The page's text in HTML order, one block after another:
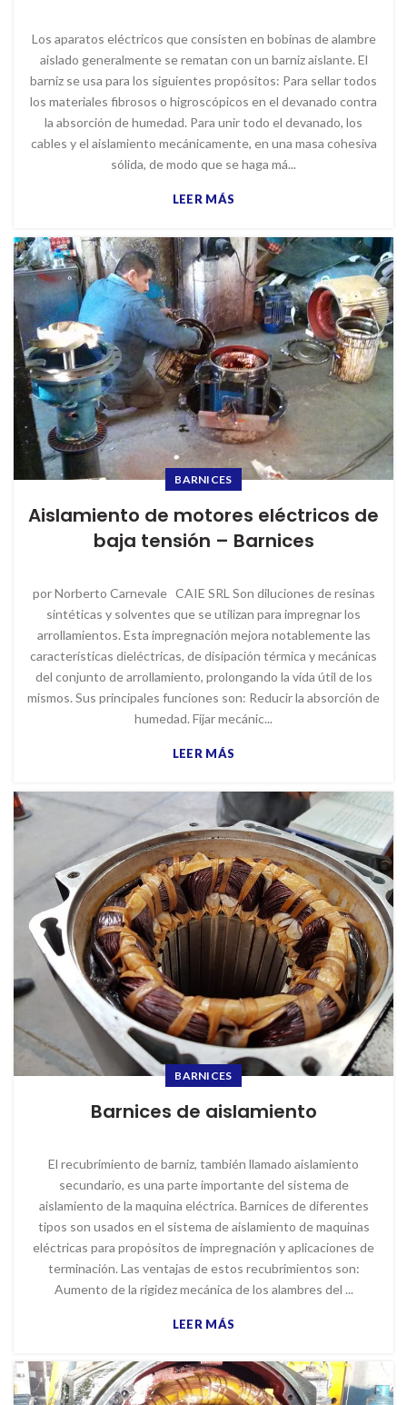
Los aparatos eléctricos que consisten en bobinas de alambre
aislado generalmente se rematan con un barniz aislante. El
barniz se usa para los siguientes propósitos: Para sellar todos
los materiales fibrosos o higroscópicos en el devanado contra
la absorción de humedad. Para unir todo el devanado, los
cables y el aislamiento mecánicamente, en una masa cohesiva
sólida, de modo que se haga má...
LEER MÁS
BARNICES
Aislamiento de motores eléctricos de
baja tensión – Barnices
por Norberto Carnevale CAIE SRL Son diluciones de resinas
sintéticas y solventes que se utilizan para impregnar los
arrollamientos. Esta impregnación mejora notablemente las
características dieléctricas, de disipación térmica y mecánicas
del conjunto de arrollamiento, prolongando la vida útil de los
mismos. Sus principales funciones son: Reducir la absorción de
humedad. Fijar mecánic...
LEER MÁS
BARNICES
Barnices de aislamiento
El recubrimiento de barniz, también llamado aislamiento
secundario, es una parte importante del sistema de
aislamiento de la maquina eléctrica. Barnices de diferentes
tipos son usados en el sistema de aislamiento de maquinas
eléctricas para propósitos de impregnación y aplicaciones de
terminación. Las ventajas de estos recubrimientos son:
Aumento de la rigidez mecánica de los alambres del ...
LEER MÁS